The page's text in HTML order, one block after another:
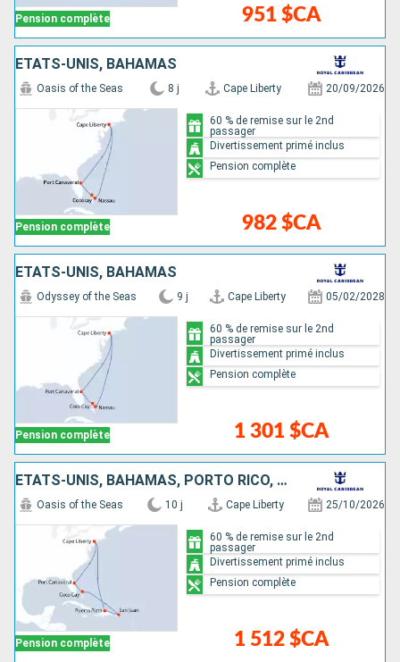
Pension complète 951 $CA
ÉTATS-UNIS, BAHAMAS
Pension complète
Oasis of the Seas 8 j Cape Liberty 20/09/2026
982 $CA
60 % de remise sur le 2nd
passager
Divertissement primé inclus
Pension complète
ÉTATS-UNIS, BAHAMAS
Pension complète
Odyssey of the Seas 9 j Cape Liberty 05/02/2028
1 301 $CA
60 % de remise sur le 2nd
passager
Divertissement primé inclus
Pension complète
ÉTATS-UNIS, BAHAMAS, PORTO RICO, RÉPUBLIQUE DOMINICAINE
Pension complète
Oasis of the Seas 10 j Cape Liberty 25/10/2026
1 512 $CA
60 % de remise sur le 2nd
passager
Divertissement primé inclus
Pension complète